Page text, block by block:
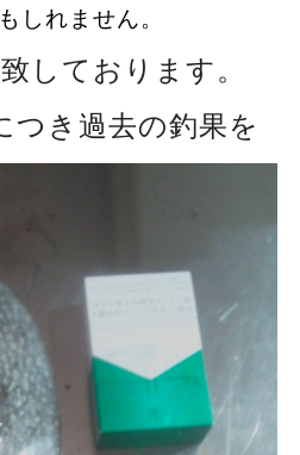
しれません。
しております。
つき過去の釣果を